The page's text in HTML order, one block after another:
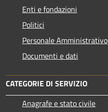
Enti e fondazioni
Politici
Personale Amministrativo
Documenti e dati
CATEGORIE DI SERVIZIO
Anagrafe e stato civile